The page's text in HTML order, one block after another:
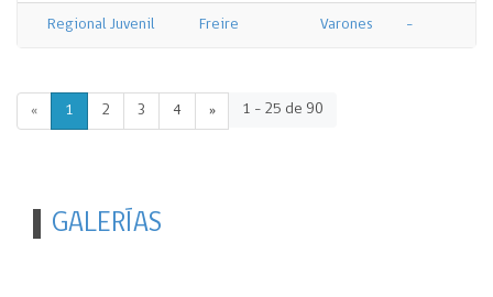
Regional Juvenil Freire Varones -
« 1 2 3 4 » 1 - 25 de 90
GALERÍAS